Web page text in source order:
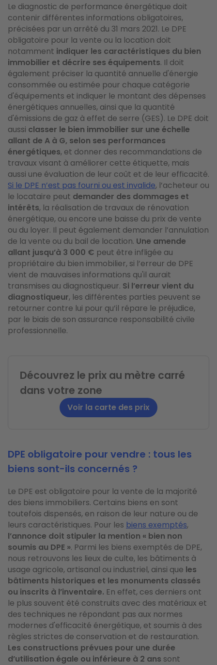
Le diagnostic de performance énergétique doit
contenir différentes informations obligatoires,
précisées par un arrêté du 31 mars 2021. Le DPE
obligatoire pour la vente ou la location doit
notamment indiquer les caractéristiques du bien
immobilier et décrire ses équipements. Il doit
également préciser la quantité annuelle d'énergie
consommée ou estimée pour chaque catégorie
d'équipements et indiquer le montant des dépenses
énergétiques annuelles, ainsi que la quantité
d'émissions de gaz à effet de serre (GES). Le DPE doit
aussi classer le bien immobilier sur une échelle
allant de A à G, selon ses performances
énergétiques, et donner des recommandations de
travaux visant à améliorer cette étiquette, mais
aussi une évaluation de leur coût et de leur efficacité.
Si le DPE n’est pas fourni ou est invalide, l’acheteur ou
le locataire peut demander des dommages et
intérêts, la réalisation de travaux de rénovation
énergétique, ou encore une baisse du prix de vente
ou du loyer. Il peut également demander l’annulation
de la vente ou du bail de location. Une amende
allant jusqu’à 3 000 € peut être infligée au
propriétaire du bien immobilier, si l’erreur de DPE
vient de mauvaises informations qu'il aurait
transmises au diagnostiqueur. Si l’erreur vient du
diagnostiqueur, les différentes parties peuvent se
retourner contre lui pour qu’il répare le préjudice,
par le biais de son assurance responsabilité civile
professionnelle.
Découvrez le prix au mètre carré
dans votre zone
Voir la carte des prix
DPE obligatoire pour vendre : tous les
biens sont-ils concernés ?
Le DPE est obligatoire pour la vente de la majorité
des biens immobiliers. Certains biens en sont
toutefois dispensés, en raison de leur nature ou de
leurs caractéristiques. Pour les biens exemptés,
l’annonce doit stipuler la mention « bien non
soumis au DPE ». Parmi les biens exemptés de DPE,
nous retrouvons les lieux de culte, les bâtiments à
usage agricole, artisanal ou industriel, ainsi que les
bâtiments historiques et les monuments classés
ou inscrits à l’inventaire. En effet, ces derniers ont
le plus souvent été construits avec des matériaux et
des techniques ne répondant pas aux normes
modernes d'efficacité énergétique, et soumis à des
règles strictes de conservation et de restauration.
Les constructions prévues pour une durée
d’utilisation égale ou inférieure à 2 ans sont